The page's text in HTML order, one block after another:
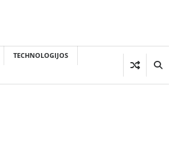
TECHNOLOGIJOS